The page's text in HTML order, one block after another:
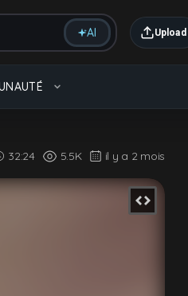
AI Upload
32:24 5.5K il y a 2 mois